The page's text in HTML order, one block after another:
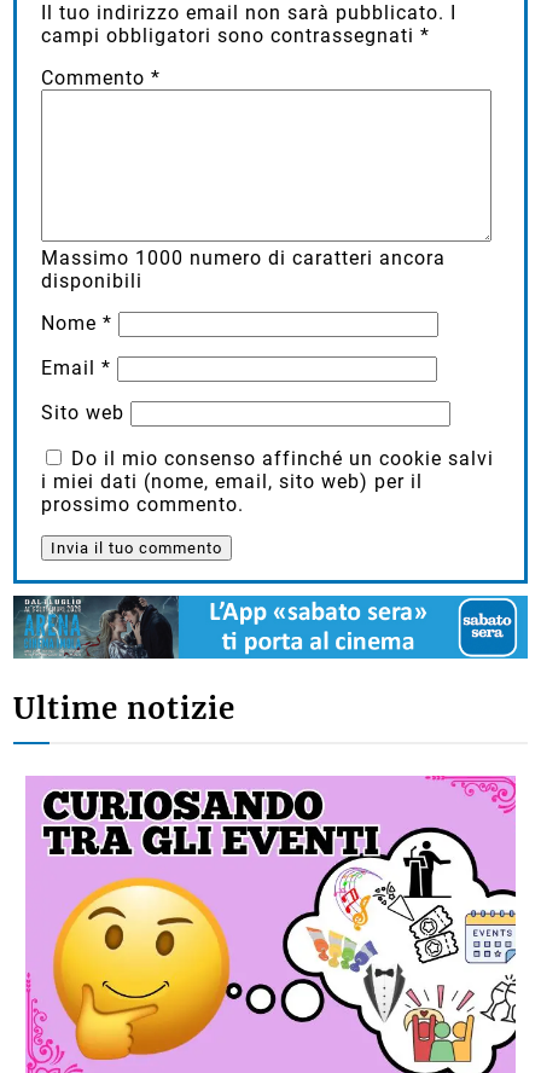
Il tuo indirizzo email non sarà pubblicato.
campi obbligatori sono contrassegnati*
Commento*
Massimo 1000 numero di caratteri ancora
disponibili
Nome*
Email*
Sito web
Do il mio consenso affinché un cookie salvi
i miei dati (nome, email, sito web) per il
prossimo commento.
Ultime notizie